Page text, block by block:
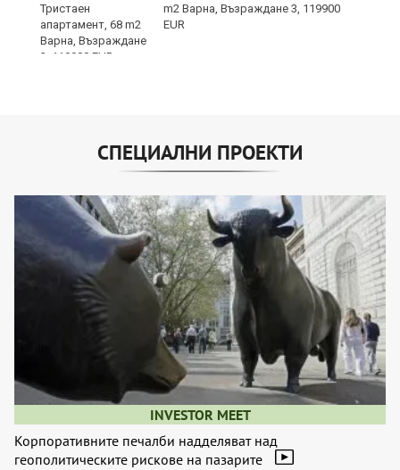
m2 Варна, Възраждане 3, 119900
EUR
СПЕЦИАЛНИ ПРОЕКТИ
INVESTOR MEET
Корпоративните печалби надделяват над
геополитическите рискове на пазарите